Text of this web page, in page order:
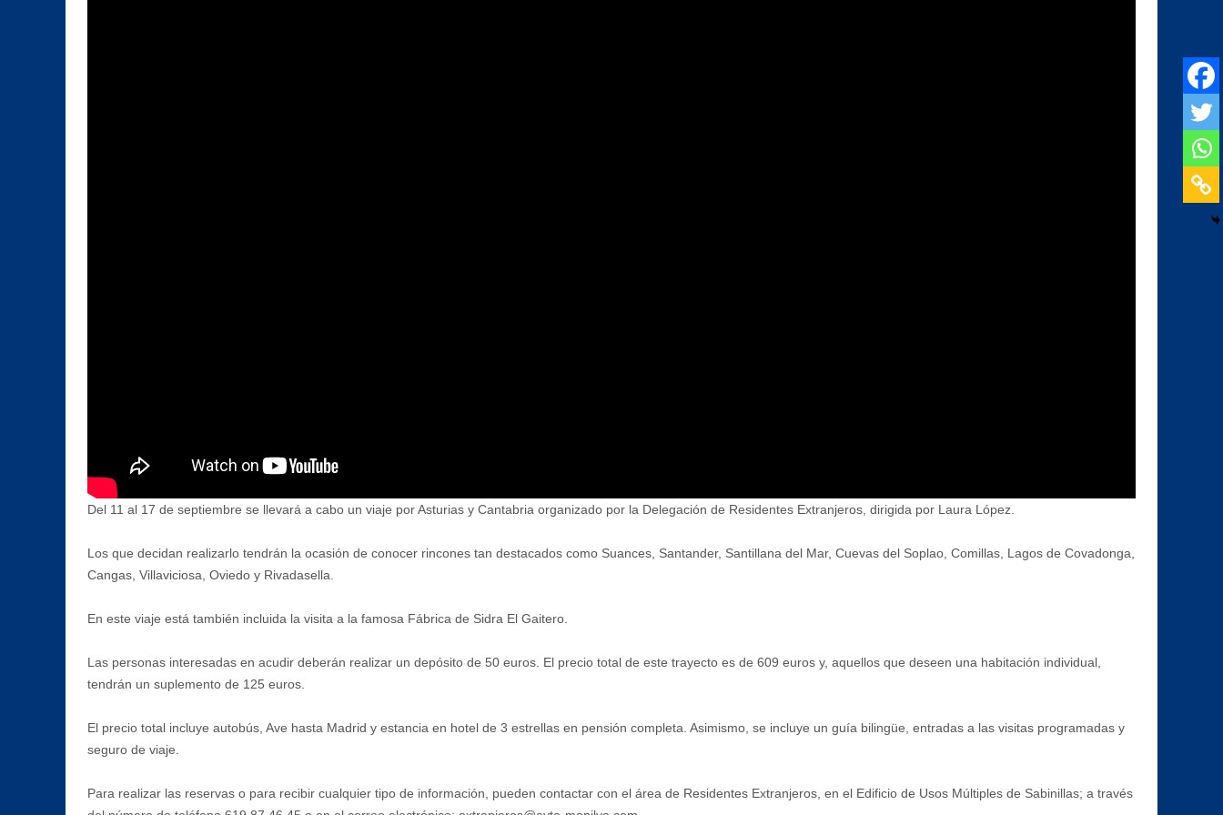
Del 11 al 17 de septiembre se llevará a cabo un viaje por Asturias y Cantabria organizado por la Delegación de Residentes Extranjeros, dirigida por Laura López.
Los que decidan realizarlo tendrán la ocasión de conocer rincones tan destacados como Suances, Santander, Santillana del Mar, Cuevas del Soplao, Comillas, Lagos de Covadonga,
Cangas, Villaviciosa, Oviedo y Rivadasella.
En este viaje está también incluida la visita a la famosa Fábrica de Sidra El Gaitero.
Las personas interesadas en acudir deberán realizar un depósito de 50 euros. El precio total de este trayecto es de 609 euros y, aquellos que deseen una habitación individual,
tendrán un suplemento de 125 euros.
El precio total incluye autobús, Ave hasta Madrid y estancia en hotel de 3 estrellas en pensión completa. Asimismo, se incluye un guía bilingüe, entradas a las visitas programadas y
seguro de viaje.
Para realizar las reservas o para recibir cualquier tipo de información, pueden contactar con el área de Residentes Extranjeros, en el Edificio de Usos Múltiples de Sabinillas; a través